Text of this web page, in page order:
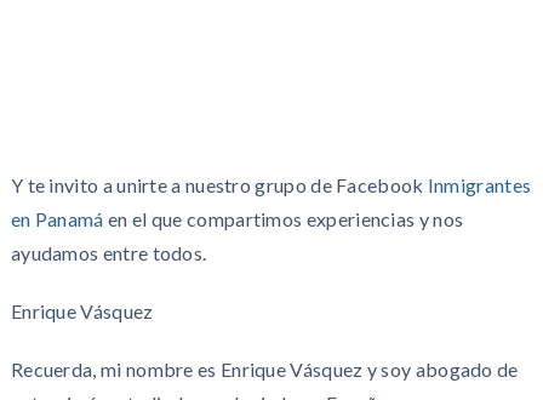
Y te invito a unirte a nuestro grupo de Facebook Inmigrantes
en Panamá en el que compartimos experiencias y nos
ayudamos entre todos.
Enrique Vásquez
Recuerda, mi nombre es Enrique Vásquez y soy abogado de